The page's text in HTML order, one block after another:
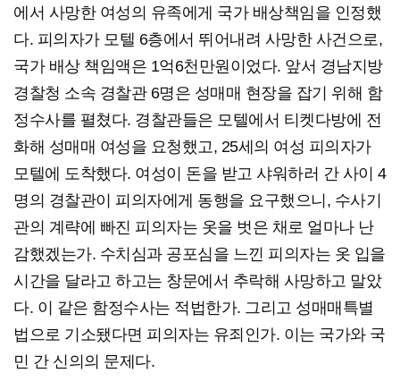
에서 사망한 여성의 유족에게 국가 배상책임을 인정했
다. 피의자가 모텔 6층에서 뛰어내려 사망한 사건으로,
국가 배상 책임액은 1억6천만원이었다. 앞서 경남지방
경찰청 소속 경찰관 6명은 성매매 현장을 잡기 위해 함
정수사를 펼쳤다. 경찰관들은 모텔에서 티켓다방에 전
화해 성매매 여성을 요청했고, 25세의 여성 피의자가
모텔에 도착했다. 여성이 돈을 받고 샤워하러 간 사이 4
명의 경찰관이 피의자에게 동행을 요구했으니, 수사기
관의 계략에 빠진 피의자는 옷을 벗은 채로 얼마나 난
감했겠는가. 수치심과 공포심을 느낀 피의자는 옷 입을
시간을 달라고 하고는 창문에서 추락해 사망하고 말았
다. 이 같은 함정수사는 적법한가. 그리고 성매매특별
법으로 기소됐다면 피의자는 유죄인가. 이는 국가와 국
민 간 신의의 문제다.